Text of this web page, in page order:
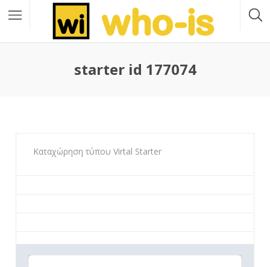
starter id 177074
Καταχώρηση τύπου Virtal Starter